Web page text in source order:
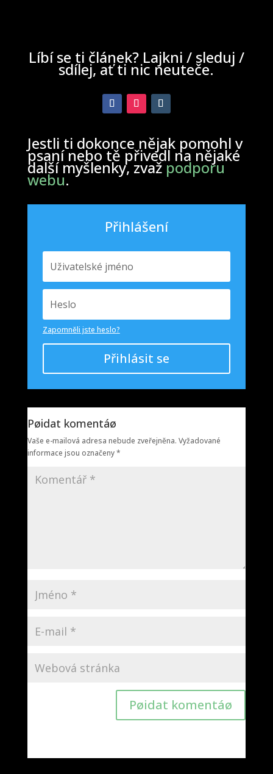
Líbí se ti článek? Lajkni / sleduj /
sdílej, ať ti nic neuteče.
Jestli ti dokonce nějak pomohl v
psaní nebo tě přivedl na nějaké
další myšlenky, zvažpodporu
webu.
Přihlášení
Zapomněli jste heslo?
Přihlásit se
Pøidat komentáø
Vaše e-mailová adresa nebude zveřejněna. Vyžadované
informace jsou označeny*
Pøidat komentáø